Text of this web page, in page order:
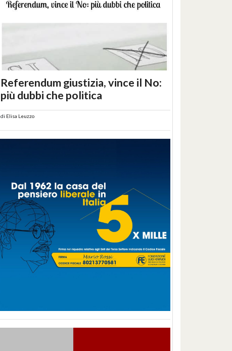
Referendum giustizia, vince il No:
più dubbi che politica
di Elisa Leuzzo